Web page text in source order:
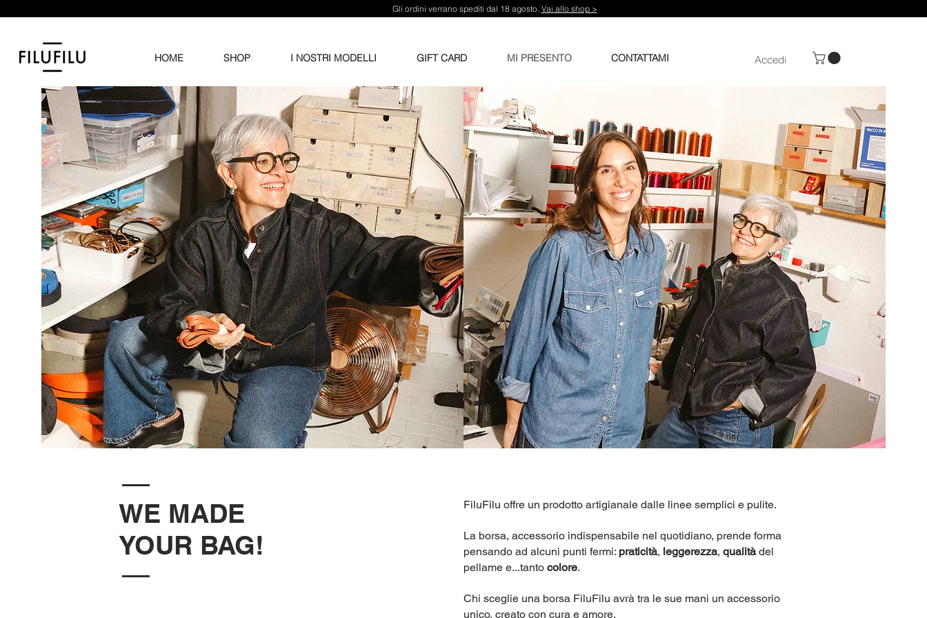
Gli ordini verrano spediti dal 18 agosto. Vai allo shop >
HOME SHOP I NOSTRI MODELLI GIFT CARD MI PRESENTO CONTATTAMI Accedi
WE MADE
YOUR BAG!
FiluFilu offre un prodotto artigianale dalle linee semplici e pulite.
La borsa, accessorio indispensabile nel quotidiano, prende forma
pensando ad alcuni punti fermi: praticità, leggerezza, qualitàdel
pellame e...tanto colore.
Chi sceglie una borsa FiluFilu avrà tra le sue mani un accessorio
unico, creato con cura e amore.